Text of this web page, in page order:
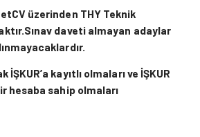
üzerinden THY Teknik
daveti almayan adaylar
İŞKUR’a kayıtlı olmaları ve İŞKUR
hesaba sahip olmaları